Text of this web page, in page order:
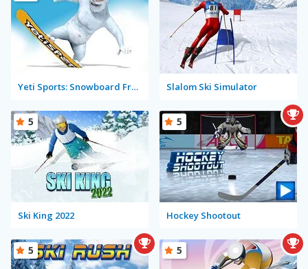
Yeti Sports: Snowboard Freeride Slalom Ski Simulator
Ski King 2022
5
Hockey Shootout
5
5 5